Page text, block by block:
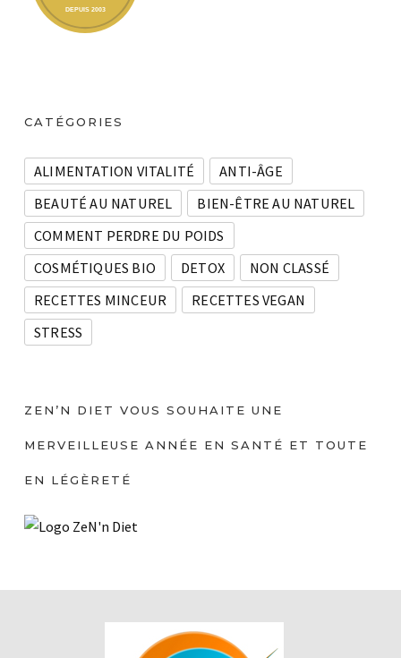
CATÉGORIES
ALIMENTATION VITALITÉ
ANTI-ÂGE
BEAUTÉ AU NATUREL
BIEN-ÊTRE AU NATUREL
COMMENT PERDRE DU POIDS
COSMÉTIQUES BIO
DETOX
NON CLASSÉ
RECETTES MINCEUR
RECETTES VEGAN
STRESS
ZEN’N DIET VOUS SOUHAITE UNE
MERVEILLEUSE ANNÉE EN SANTÉ ET TOUTE
EN LÉGÈRETÉ